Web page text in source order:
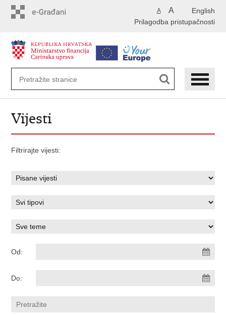
English
A A
Prilagodba pristupačnosti
Vijesti
Filtrirajte vijesti:
Od:
Do: